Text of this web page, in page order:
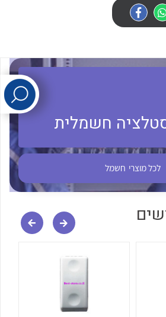
לכל מוצרי היצרן
חשמלית
לכל מוצרי חשמל